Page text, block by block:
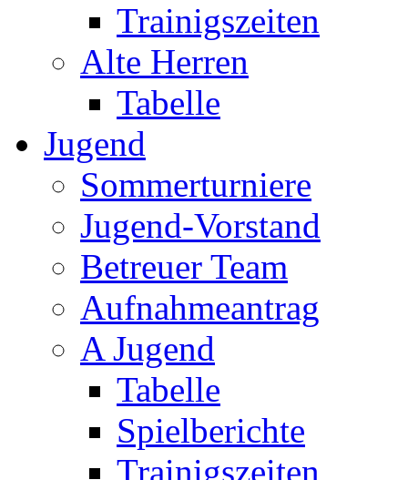
Trainigszeiten
Alte Herren
Tabelle
Jugend
Sommerturniere
Jugend-Vorstand
Betreuer Team
Aufnahmeantrag
A Jugend
Tabelle
Spielberichte
Trainigszeiten